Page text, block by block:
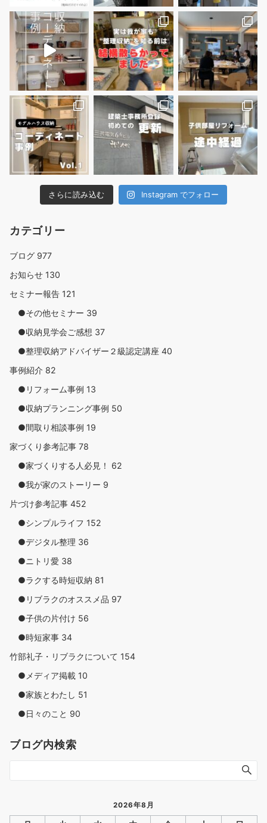
さらに読み込む Instagram でフォロー
カテゴリー
ブログ 977
お知らせ 130
セミナー報告 121
●その他セミナー 39
●収納見学会ご感想 37
●整理収納アドバイザー２級認定講座 40
事例紹介 82
●リフォーム事例 13
●収納プランニング事例 50
●間取り相談事例 19
家づくり参考記事 78
●家づくりする人必見！ 62
●我が家のストーリー 9
片づけ参考記事 452
●シンプルライフ 152
●デジタル整理 36
●ニトリ愛 38
●ラクする時短収納 81
●リブラクのオススメ品 97
●子供の片付け 56
●時短家事 34
竹部礼子・リブラクについて 154
●メディア掲載 10
●家族とわたし 51
●日々のこと 90
ブログ内検索
2026年8月